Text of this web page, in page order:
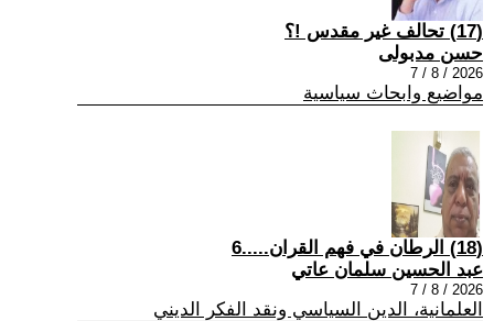
(17) تحالف غير مقدس !؟
حسن مدبولى
2026 / 8 / 7
مواضيع وابحاث سياسية
(18) الرطان في فهم القران.....6
عبد الحسين سلمان عاتي
2026 / 8 / 7
العلمانية، الدين السياسي ونقد الفكر الديني